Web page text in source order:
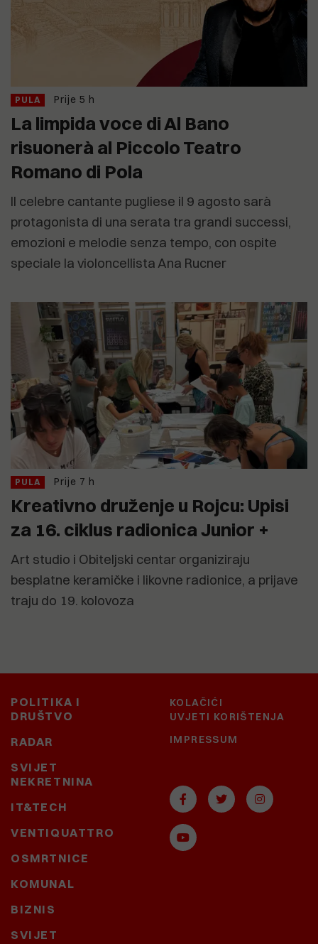
PULA Prije 5 h
La limpida voce di Al Bano
risuonerà al Piccolo Teatro
Romano di Pola
Il celebre cantante pugliese il 9 agosto sarà
protagonista di una serata tra grandi successi,
emozioni e melodie senza tempo, con ospite
speciale la violoncellista Ana Rucner
PULA Prije 7 h
Kreativno druženje u Rojcu: Upisi
za 16. ciklus radionica Junior +
Art studio i Obiteljski centar organiziraju
besplatne keramičke i likovne radionice, a prijave
traju do 19. kolovoza
POLITIKA I
DRUŠTVO
RADAR
SVIJET
NEKRETNINA
IT&TECH
VENTIQUATTRO
OSMRTNICE
KOMUNAL
BIZNIS
SVIJET
KOLAČIĆI
UVJETI KORIŠTENJA
IMPRESSUM